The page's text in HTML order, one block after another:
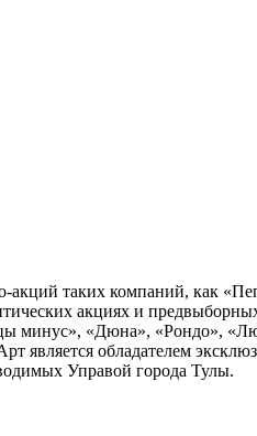
таких компаний, как
акциях и
минус», «Дюна», «Рондо»,
является обладателем
Управой города Тулы.